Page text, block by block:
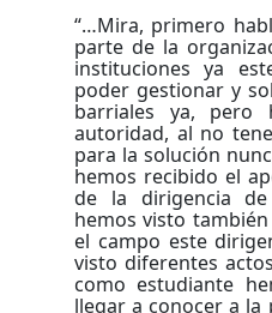
“…Mira, primero
parte de la
instituciones ya
poder gestionar y
barriales ya,
autoridad, al no
para la solución
hemos recibido el
de la dirigencia
hemos visto
el campo este
visto diferentes
como estudiante
llegar a conocer a la